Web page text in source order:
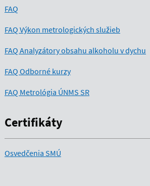
FAQ
FAQ Výkon metrologických služieb
FAQ Analyzátory obsahu alkoholu v dychu
FAQ Odborné kurzy
FAQ Metrológia ÚNMS SR
Certifikáty
Osvedčenia SMÚ